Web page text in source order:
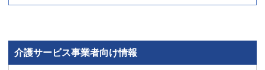
介護サービス事業者向け情報